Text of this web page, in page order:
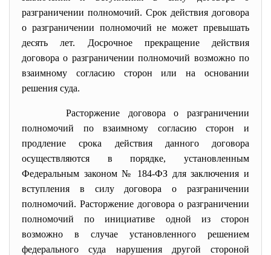
разграничении полномочий. Срок действия договора
о разграничении полномочий не может превышать
десять лет. Досрочное прекращение действия
договора о разграничении полномочий возможно по
взаимному согласию сторон или на основании
решения суда.
Расторжение договора о разграничении
полномочий по взаимному согласию сторон и
продление срока действия данного договора
осуществляются в порядке, установленным
Федеральным законом № 184-ФЗ для заключения и
вступления в силу договора о разграничении
полномочий. Расторжение договора о разграничении
полномочий по инициативе одной из сторон
возможно в случае установленного решением
федерального суда нарушения другой стороной